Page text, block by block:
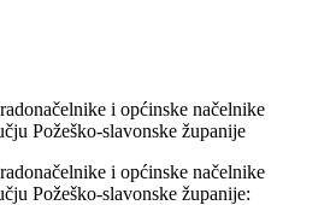
i općinske načelnike
Požeško-slavonske županije
i općinske načelnike
Požeško-slavonske županije: